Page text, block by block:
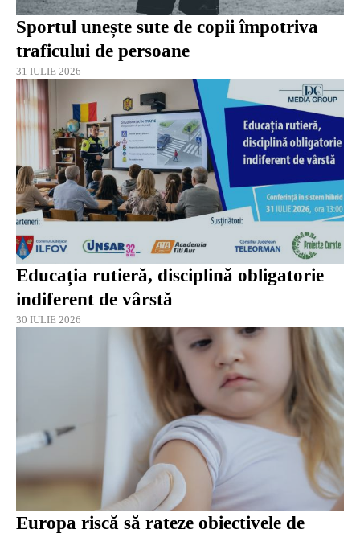
Sportul unește sute de copii împotriva
traficului de persoane
31 IULIE 2026
Educația rutieră, disciplină obligatorie
indiferent de vârstă
30 IULIE 2026
Europa riscă să rateze obiectivele de